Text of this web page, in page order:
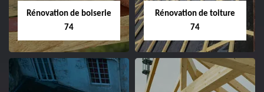
Rénovation de boiserie
74
Rénovation de toiture
74